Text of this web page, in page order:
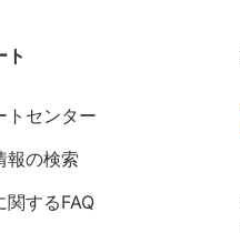
ト
トセンター
報の検索
関するFAQ